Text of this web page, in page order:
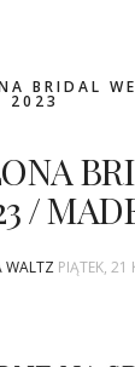
BRIDAL
2023
/
WALTZ PIĄTEK, 21